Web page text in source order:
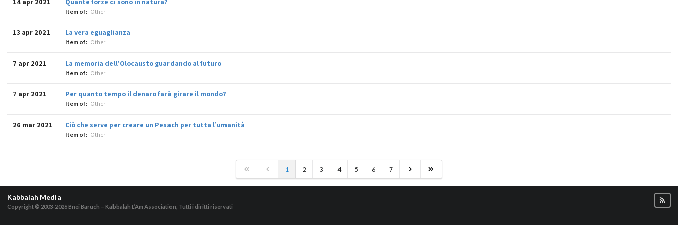
Item of: Other
13 apr 2021 La vera eguaglianza
Item of: Other
7 apr 2021 La memoria dell'Olocausto guardando al futuro
Item of: Other
7 apr 2021 Per quanto tempo il denaro farà girare il mondo?
Item of: Other
26 mar 2021 Ciò che serve per creare un Pesach per tutta l’umanità
Item of: Other
1 2 3 4 5 6 7
Kabbalah Media
Copyright © 2003-2026Bnei Baruch – Kabbalah L’Am Association, Tutti i diritti riservati